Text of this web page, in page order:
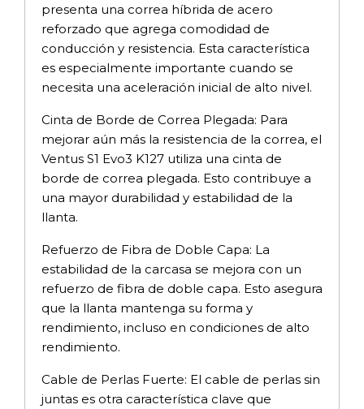
presenta una correa híbrida de acero
reforzado que agrega comodidad de
conducción y resistencia. Esta característica
es especialmente importante cuando se
necesita una aceleración inicial de alto nivel.
Cinta de Borde de Correa Plegada: Para
mejorar aún más la resistencia de la correa, el
Ventus S1 Evo3 K127 utiliza una cinta de
borde de correa plegada. Esto contribuye a
una mayor durabilidad y estabilidad de la
llanta.
Refuerzo de Fibra de Doble Capa: La
estabilidad de la carcasa se mejora con un
refuerzo de fibra de doble capa. Esto asegura
que la llanta mantenga su forma y
rendimiento, incluso en condiciones de alto
rendimiento.
Cable de Perlas Fuerte: El cable de perlas sin
juntas es otra característica clave que